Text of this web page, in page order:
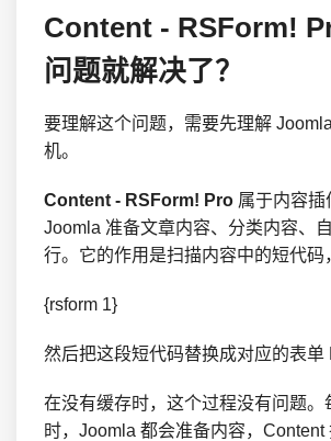
Content - RSForm!
问题就解决了？
要理解这个问题，需要先理解
机。
Content - RSForm! Pro 属于内容插
Joomla 准备文章内容、分类内容、
行。它的作用是扫描内容中的短代码
{rsform 1}
然后把这段短代码替换成对应的表单
在没有缓存时，这个过程没有问题。
时，Joomla 都会准备内容，Content